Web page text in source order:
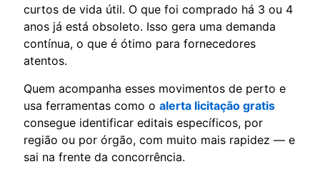
curtos de vida útil. O que foi comprado há 3 ou 4
anos já está obsoleto. Isso gera uma demanda
contínua, o que é ótimo para fornecedores
atentos.
Quem acompanha esses movimentos de perto e
usa ferramentas como o alerta licitação gratis
consegue identificar editais específicos, por
região ou por órgão, com muito mais rapidez — e
sai na frente da concorrência.